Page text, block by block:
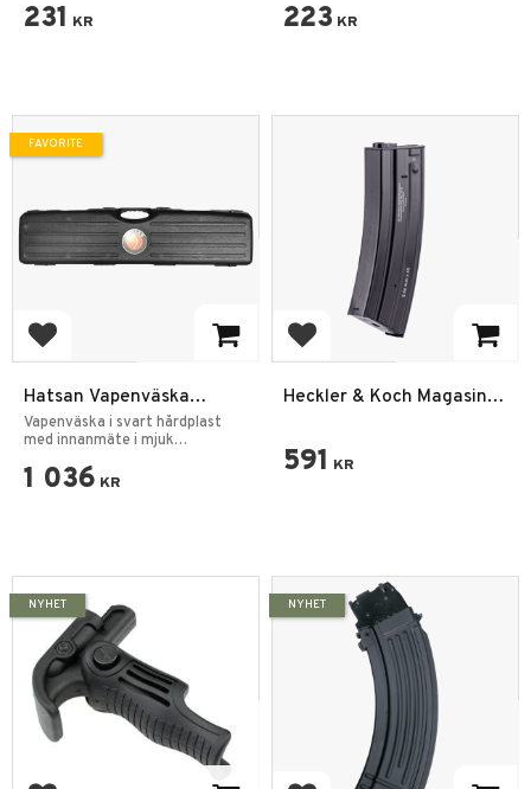
231 KR 223 KR
Add to favorites
Hatsan Vapenväska
Hårdplast Airsoft
Luftgevär
Vapenväska i svart hårdplast
med innanmäte i mjuk
1 036 KR
FAVORITE
Add to favorites
Heckler & Koch Magasin
591 KR
NYHET NYHET